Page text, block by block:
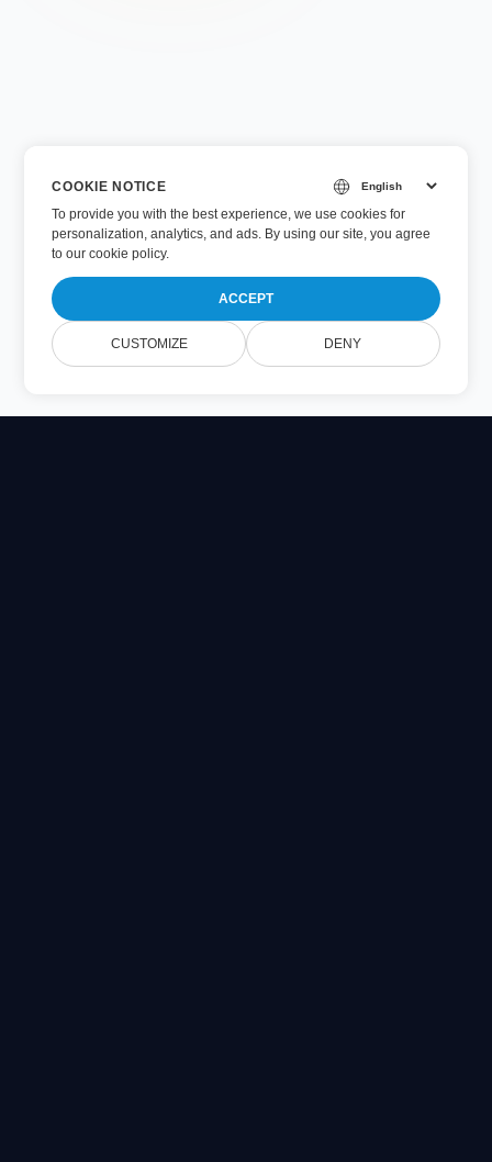
COOKIE NOTICE
To provide you with the best experience, we use cookies for
personalization, analytics, and ads. By using our site, you agree
toour cookie policy.
ACCEPT
CUSTOMIZE DENY